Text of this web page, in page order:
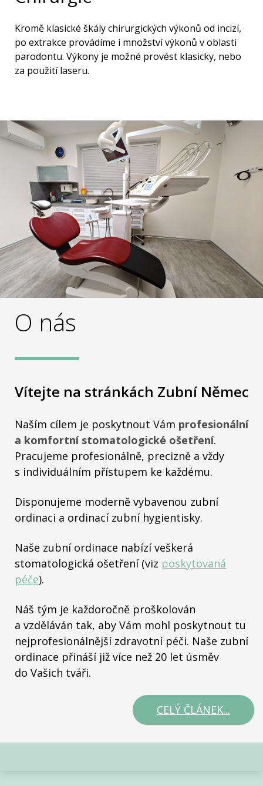
Kromě klasické škály chirurgických výkonů od incizí,
po extrakce provádíme i množství výkonů v oblasti
parodontu. Výkony je možné provést klasicky, nebo
za použití laseru.
O nás
Vítejte na stránkách Zubní Němec
Naším cílem je poskytnout Vám profesionální
a komfortní stomatologické ošetření.
Pracujeme profesionálně, precizně a vždy
s individuálním přístupem ke každému.
Disponujeme moderně vybavenou zubní
ordinaci a ordinací zubní hygientisky.
Naše zubní ordinace nabízí veškerá
stomatologická ošetření (viz poskytovaná
péče).
Náš tým je každoročně proškolován
a vzděláván tak, aby Vám mohl poskytnout tu
nejprofesionálnější zdravotní péči. Naše zubní
ordinace přináší již více než 20 let úsměv
do Vašich tváři.
CELÝ ČLÁNEK...